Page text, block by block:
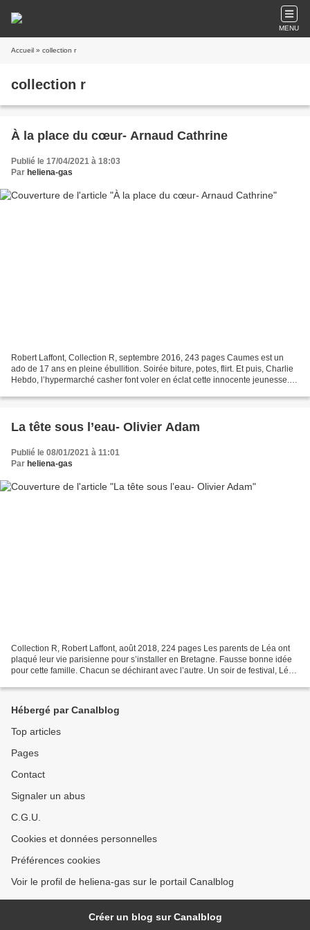
MENU
Accueil » collection r
collection r
À la place du cœur- Arnaud Cathrine
Publié le 17/04/2021 à 18:03
Par heliena-gas
Robert Laffont, Collection R, septembre 2016, 243 pages Caumes est un
ado de 17 ans en pleine ébullition. Soirée biture, potes, flirt. Et puis, Charlie
Hebdo, l’hypermarché casher font voler en éclat cette innocente jeunesse.
La tête sous l’eau- Olivier Adam
Publié le 08/01/2021 à 11:01
Par heliena-gas
Collection R, Robert Laffont, août 2018, 224 pages Les parents de Léa ont
plaqué leur vie parisienne pour s’installer en Bretagne. Fausse bonne idée
pour cette famille. Chacun se déchirant avec l’autre. Un soir de festival, Léa
Hébergé par Canalblog
Top articles
Pages
Contact
Signaler un abus
C.G.U.
Cookies et données personnelles
Préférences cookies
Voir le profil de heliena-gas sur le portail Canalblog
Créer un blog sur Canalblog